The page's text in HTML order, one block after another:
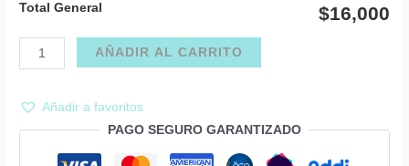
Total General $16,000
Collar
cornalina
piedra
AÑADIR AL CARRITO
Añadir a favoritos
PAGO SEGURO GARANTIZADO